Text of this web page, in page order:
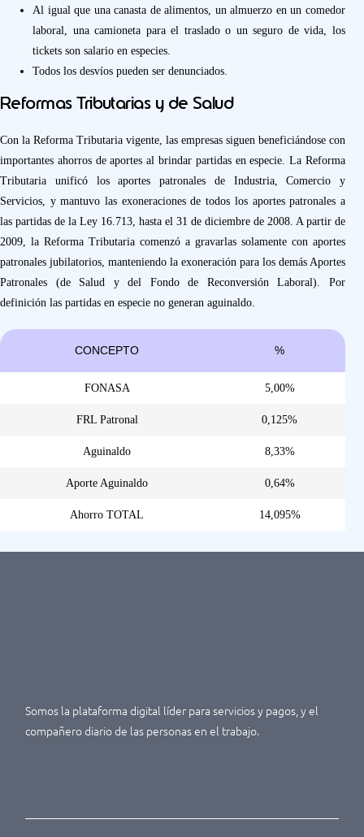
Al igual que una canasta de alimentos, un almuerzo en un comedor
laboral, una camioneta para el traslado o un seguro de vida, los
tickets son salario en especies.
Todos los desvíos pueden ser denunciados.
Reformas Tributarias y de Salud
Con la Reforma Tributaria vigente, las empresas siguen beneficiándose con
importantes ahorros de aportes al brindar partidas en especie. La Reforma
Tributaria unificó los aportes patronales de Industria, Comercio y
Servicios, y mantuvo las exoneraciones de todos los aportes patronales a
las partidas de la Ley 16.713, hasta el 31 de diciembre de 2008. A partir de
2009, la Reforma Tributaria comenzó a gravarlas solamente con aportes
patronales jubilatorios, manteniendo la exoneración para los demás Aportes
Patronales (de Salud y del Fondo de Reconversión Laboral). Por
definición las partidas en especie no generan aguinaldo.
CONCEPTO %
FONASA 5,00%
FRL Patronal 0,125%
Aguinaldo 8,33%
Aporte Aguinaldo 0,64%
Ahorro TOTAL 14,095%
Somos la plataforma digital líder para servicios y pagos, y el
compañero diario de las personas en el trabajo.